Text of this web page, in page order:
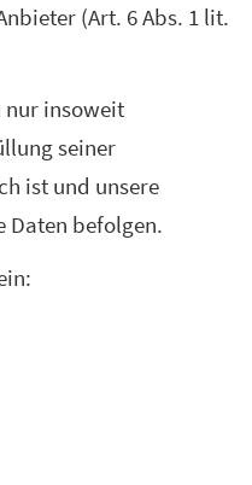
(Art. 6 Abs. 1 lit.
nur insoweit
seiner
ist und unsere
Daten befolgen.